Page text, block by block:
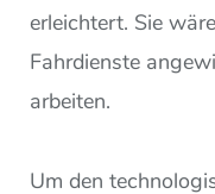
erleichtert. Sie
Fahrdienste
arbeiten.
Um den